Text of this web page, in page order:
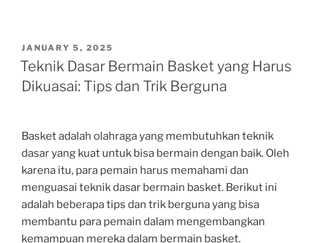
POSTED
ON
JANUARY 5, 2025
Teknik Dasar Bermain Basket yang Harus
Dikuasai: Tips dan Trik Berguna
Basket adalah olahraga yang membutuhkan teknik
dasar yang kuat untuk bisa bermain dengan baik. Oleh
karena itu, para pemain harus memahami dan
menguasai teknik dasar bermain basket. Berikut ini
adalah beberapa tips dan trik berguna yang bisa
membantu para pemain dalam mengembangkan
kemampuan mereka dalam bermain basket.